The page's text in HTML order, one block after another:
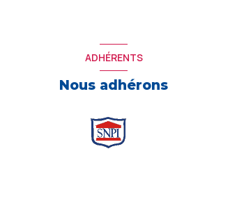
ADHÉRENTS
Nous adhérons